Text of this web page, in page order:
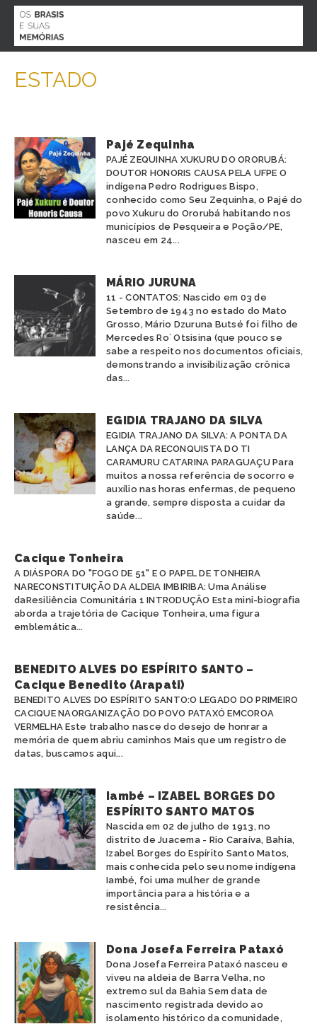
O PROJETO
ACERVO
PARTICIPE
CONTATO
ESPECIAL COVID 19
ALAGOAS
AMAPÁ
AMAZONAS
BAHIA
MARANHÃO
MATO GROSSO
MATO GROSSO DO SUL
MINAS GERAIS
PARÁ
PARAÍBA
RIO DE JANEIRO
RIO GRANDE DO NORTE
RIO GRANDE DO SUL
RONDÔNIA
RORAIMA
TOCANTINS
ETNIA
ANAPURU
APINAJÉ
ATIKUM
BORARI
BORORO
BOTOCUDO
FULNIÔ
GUARANI MBYA
GUARANI-KAIOWÁ
GUEGUÊ
JURUNA
KAIAPÓ
KANELA
KAPINAWÁ
KARAJÁ
KARIRI SAPUYÁ
KOKAMA
KRAÔ
KRĨKATI
MANAÓ
MARUBO
MUNDURUKU
PANKARÁ
PIPIPÃ
POTIGUARA
TABAJARA
TAMOIOS
TAPIRAPÉ
ESTADO
Pajé Zequinha
PAJÉ ZEQUINHA XUKURU DO ORORUBÁ:
DOUTOR HONORIS CAUSA PELA UFPE O
indígena Pedro Rodrigues Bispo,
conhecido como Seu Zequinha, o Pajé do
povo Xukuru do Ororubá habitando nos
municípios de Pesqueira e Poção/PE,
nasceu em 24...
MÁRIO JURUNA
11 - CONTATOS: Nascido em 03 de
Setembro de 1943 no estado do Mato
Grosso, Mário Dzuruna Butsé foi filho de
Mercedes Ro´ Otsisina (que pouco se
sabe a respeito nos documentos oficiais,
demonstrando a invisibilização crônica
das...
EGIDIA TRAJANO DA SILVA
EGIDIA TRAJANO DA SILVA: A PONTA DA
LANÇA DA RECONQUISTA DO TI
CARAMURU CATARINA PARAGUAÇU Para
muitos a nossa referência de socorro e
auxílio nas horas enfermas, de pequeno
a grande, sempre disposta a cuidar da
saúde...
Cacique Tonheira
A DIÁSPORA DO "FOGO DE 51" E O PAPEL DE TONHEIRA
NARECONSTITUIÇÃO DA ALDEIA IMBIRIBA: Uma Análise
daResiliência Comunitária 1 INTRODUÇÃO Esta mini-biografia
aborda a trajetória de Cacique Tonheira, uma figura
emblemática...
BENEDITO ALVES DO ESPÍRITO SANTO –
Cacique Benedito (Arapati)
BENEDITO ALVES DO ESPÍRITO SANTO:O LEGADO DO PRIMEIRO
CACIQUE NAORGANIZAÇÃO DO POVO PATAXÓ EMCOROA
VERMELHA Este trabalho nasce do desejo de honrar a
memória de quem abriu caminhos Mais que um registro de
datas, buscamos aqui...
Iambé – IZABEL BORGES DO
ESPÍRITO SANTO MATOS
Nascida em 02 de julho de 1913, no
distrito de Juacema - Rio Caraíva, Bahia,
Izabel Borges do Espírito Santo Matos,
mais conhecida pelo seu nome indígena
Iambé, foi uma mulher de grande
importância para a história e a
resistência...
Dona Josefa Ferreira Pataxó
Dona Josefa Ferreira Pataxó nasceu e
viveu na aldeia de Barra Velha, no
extremo sul da Bahia Sem data de
nascimento registrada devido ao
isolamento histórico da comunidade,